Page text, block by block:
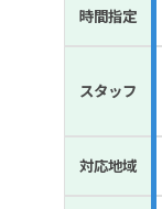
時間指定
スタッフ
対応地域